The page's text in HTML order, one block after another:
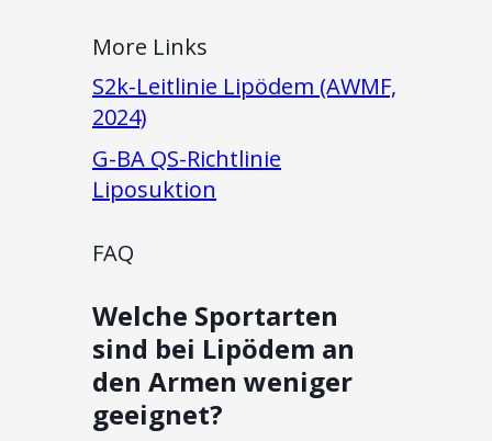
More Links
S2k-Leitlinie Lipödem (AWMF,
2024)
G-BA QS-Richtlinie
Liposuktion
FAQ
Welche Sportarten
sind bei Lipödem an
den Armen weniger
geeignet?